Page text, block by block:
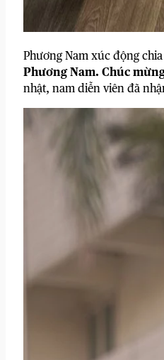
Phương Nam xúc động chia
Phương Nam. Chúc
nhật, nam diễn viên đã